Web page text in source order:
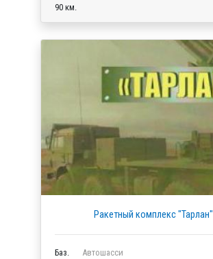
90 км.
Ракетный комплекс "Тарлан"
Баз.
Автошасси